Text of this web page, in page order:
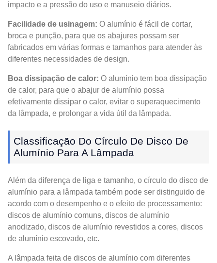
impacto e a pressão do uso e manuseio diários.
Facilidade de usinagem: O alumínio é fácil de cortar,
broca e punção, para que os abajures possam ser
fabricados em várias formas e tamanhos para atender às
diferentes necessidades de design.
Boa dissipação de calor: O alumínio tem boa dissipação
de calor, para que o abajur de alumínio possa
efetivamente dissipar o calor, evitar o superaquecimento
da lâmpada, e prolongar a vida útil da lâmpada.
Classificação Do Círculo De Disco De
Alumínio Para A Lâmpada
Além da diferença de liga e tamanho, o círculo do disco de
alumínio para a lâmpada também pode ser distinguido de
acordo com o desempenho e o efeito de processamento:
discos de alumínio comuns, discos de alumínio
anodizado, discos de alumínio revestidos a cores, discos
de alumínio escovado, etc.
A lâmpada feita de discos de alumínio com diferentes